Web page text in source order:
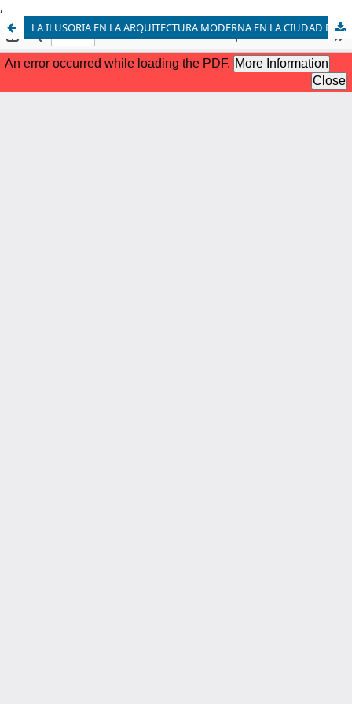
,
LA ILUSORIA EN LA ARQUITECTURA MODERNA EN LA CIUDAD DE LOJA A TRAVÉS DE LA OBRA DEL ARQUITECTO JORGE AUQUILLA ORTEGA